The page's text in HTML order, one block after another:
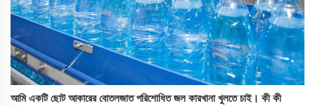
আমি একটি ছোট আকারেরবোতলজাত পরিশোধিত জল কারখানাখুলতে চাই। কী কী